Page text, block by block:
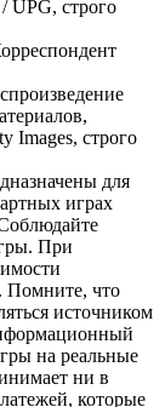
UPG, строго
Images, строго
для
играх
При
Помните, что
источником
на реальные
ни в
которые